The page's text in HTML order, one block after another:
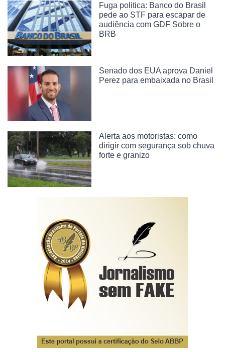
Fuga politica: Banco do Brasil
pede ao STF para escapar de
audiência com GDF Sobre o
BRB
Senado dos EUA aprova Daniel
Perez para embaixada no Brasil
Alerta aos motoristas: como
dirigir com segurança sob chuva
forte e granizo